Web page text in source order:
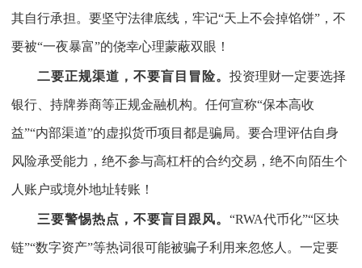
其自行承担。要坚守法律底线，牢记“天上不会掉馅饼”，不
要被“一夜暴富”的侥幸心理蒙蔽双眼！
二要正规渠道，不要盲目冒险。 投资理财一定要选择
银行、持牌券商等正规金融机构。任何宣称“保本高收
益”“内部渠道”的虚拟货币项目都是骗局。要合理评估自身
风险承受能力，绝不参与高杠杆的合约交易，绝不向陌生个
人账户或境外地址转账！
三要警惕热点，不要盲目跟风。 “RWA代币化”“区块
链”“数字资产”等热词很可能被骗子利用来忽悠人。一定要